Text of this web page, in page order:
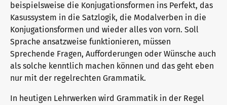
Warum telc Zertifikate?
Deutsch Test für den Beruf
Verifikation von telc Zertifikaten
Trainingsformate
telc Campus
DaF/DaZ Blog
beispielsweise die Konjugationsformen ins Perfekt, das
Kasussystem in die Satzlogik, die Modalverben in die
Konjugationsformen und wieder alles von vorn. Soll
Sprache ansatzweise funktionieren, müssen
Sprechende Fragen, Aufforderungen oder Wünsche auch
als solche kenntlich machen können und das geht eben
nur mit der regelrechten Grammatik.
In heutigen Lehrwerken wird Grammatik in der Regel